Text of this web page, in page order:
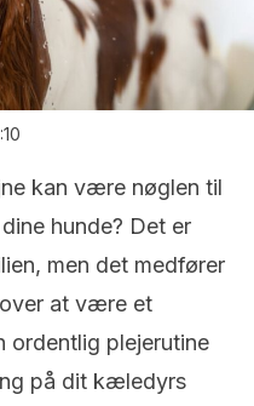
kan være nøglen til
hunde? Det er
men det medfører
at være et
ordentlig plejerutine
på dit kæledyrs